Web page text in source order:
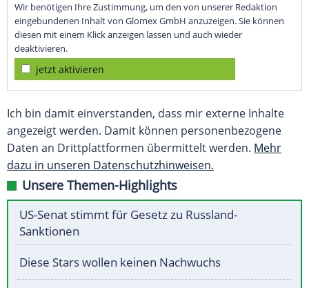
Wir benötigen Ihre Zustimmung, um den von unserer Redaktion
eingebundenen Inhalt von Glomex GmbH anzuzeigen. Sie können
diesen mit einem Klick anzeigen lassen und auch wieder
deaktivieren.
jetzt aktivieren
Ich bin damit einverstanden, dass mir externe Inhalte
angezeigt werden. Damit können personenbezogene
Daten an Drittplattformen übermittelt werden. Mehr
dazu in unseren Datenschutzhinweisen.
Unsere Themen-Highlights
US-Senat stimmt für Gesetz zu Russland-
Sanktionen
Diese Stars wollen keinen Nachwuchs